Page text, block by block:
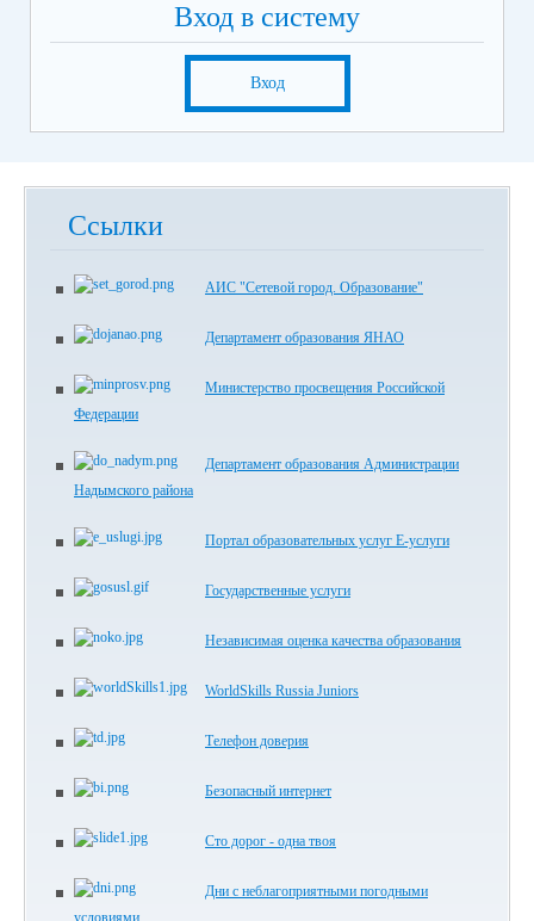
Вход в систему
Вход
Ссылки
АИС "Сетевой город. Образование"
Департамент образования ЯНАО
Министерство просвещения Российской
Федерации
Департамент образования Администрации
Надымского района
Портал образовательных услуг Е-услуги
Государственные услуги
Независимая оценка качества образования
WorldSkills Russia Juniors
Телефон доверия
Безопасный интернет
Сто дорог - одна твоя
Дни с неблагоприятными погодными
условиями